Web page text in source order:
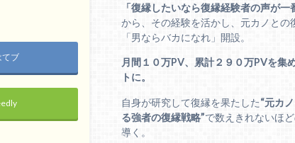
てブ
「復縁したいなら復縁経験者の声が一
から、その経験を活かし、元カノとの
「男ならバカになれ」開設。
月間１０万PV、累計２９０万PVを集
トに。
自身が研究して復縁を果たした“元カ
る強者の復縁戦略”で数えきれないほ
導く。